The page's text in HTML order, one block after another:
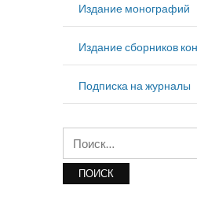
Издание монографий
Издание сборников
Подписка на журналы